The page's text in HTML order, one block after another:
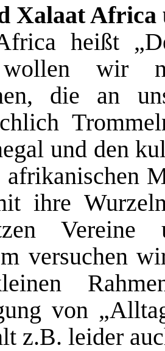
Xalaat
heißt
wir
die an
und den
afrikanischen
ihre
versuchen
von
z.B. leider